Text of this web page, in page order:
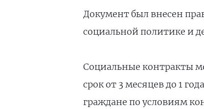
Документ был внесен
социальной политике и
Социальные контракты
срок от 3 месяцев до 1
граждане по условиям